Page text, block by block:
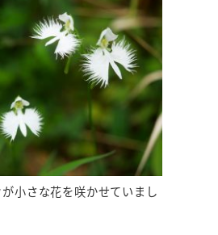
小さな花を咲かせていまし